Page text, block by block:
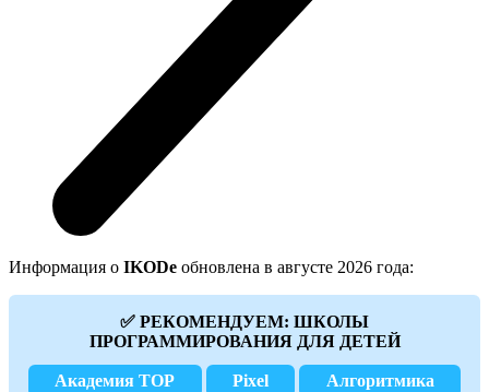
Информация о IKODe обновлена в августе 2026 года:
✅ РЕКОМЕНДУЕМ: ШКОЛЫ
ПРОГРАММИРОВАНИЯ ДЛЯ ДЕТЕЙ
Академия TOP Pixel Алгоритмика